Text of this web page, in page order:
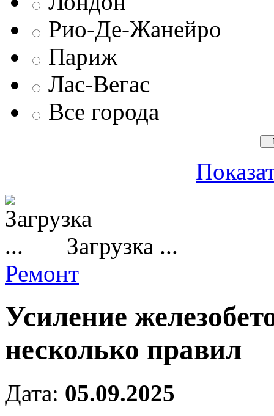
Рио-Де-Жанейро
Париж
Лас-Вегас
Все города
Загрузка ...
Ремонт
Усиление
несколько правил
Дата: 05.09.2025